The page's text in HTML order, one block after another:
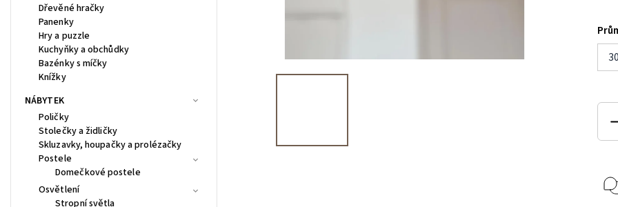
Dřevěné hračky
Panenky
Hry a puzzle
Kuchyňky a obchůdky
Bazénky s míčky
Knížky
NÁBYTEK
Poličky
Stolečky a židličky
Skluzavky, houpačky a prolézačky
Postele
Domečkové postele
Osvětlení
Stropní světla